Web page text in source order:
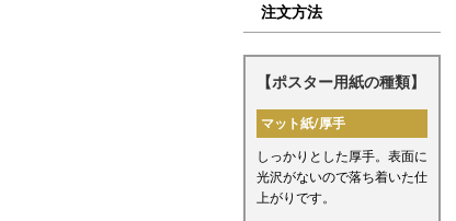
注文方法
【ポスター用紙の種類】
マット紙/厚手
しっかりとした厚手。表面に
光沢がないので落ち着いた仕
上がりです。